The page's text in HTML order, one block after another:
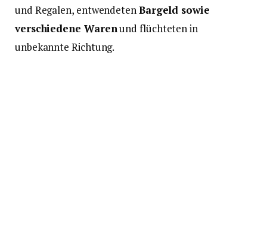
und Regalen, entwendetenBargeld sowie
verschiedene Warenund flüchteten in
unbekannte Richtung.